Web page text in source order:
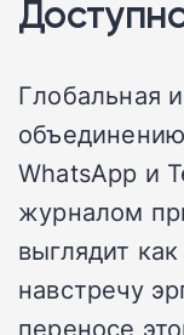
Глобальная
WhatsApp и
журналом
выглядит
навстречу
переносе